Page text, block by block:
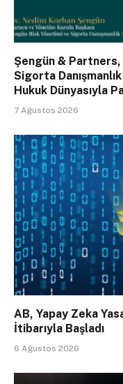
Şengün & Partners,
Sigorta Danışmanlık
Hukuk Dünyasıyla
7 Ağustos 2026
AB, Yapay Zeka
İtibarıyla Başladı
6 Ağustos 2026